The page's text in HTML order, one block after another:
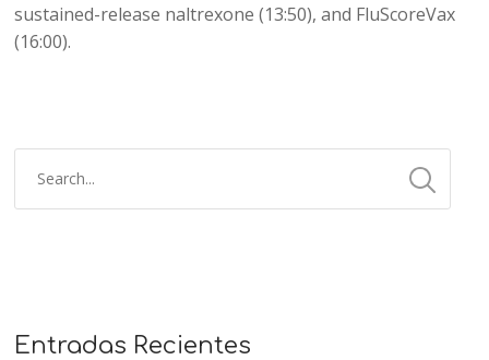
sustained-release naltrexone (13:50), and FluScoreVax
(16:00).
Entradas Recientes